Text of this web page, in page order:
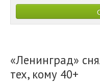
«Ленинград»
тех, кому 40+